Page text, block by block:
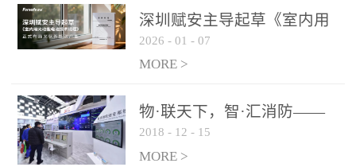
传统的火灾关测器无法被
及时缺发，不能及早发现
和有效扑救火火，这不仅
力和闲难，同时也将造成
巨大的经济损失和社会影
响，基至还会造成人员伤
深圳赋安主导起草《室内用
光动能电池技术规程》 正式
布局光伏新能源产业
2026 - 01 - 07
MORE >
物·联天下，智·汇消防——
赋安F&S 2018上海消防展圆
满落幕
2018 - 12 - 15
MORE >